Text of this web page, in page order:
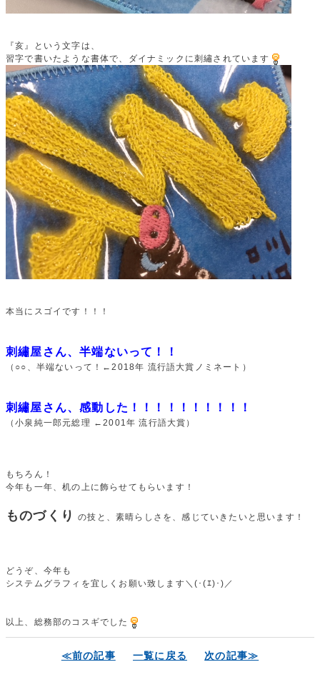
『亥』という文字は、
習字で書いたような書体で、ダイナミックに刺繡されています
本当にスゴイです！！！
刺繡屋さん、半端ないって！！
（○○、半端ないって！←2018年 流行語大賞ノミネート）
刺繡屋さん、感動した！！！！！！！！！！
（小泉純一郎元総理 ←2001年 流行語大賞）
もちろん！
今年も一年、机の上に飾らせてもらいます！
ものづくり の技と、素晴らしさを、感じていきたいと思います！
どうぞ、今年も
システムグラフィを宜しくお願い致します＼(･(ｴ)･)／
以上、総務部のコスギでした
≪前の記事 一覧に戻る 次の記事≫